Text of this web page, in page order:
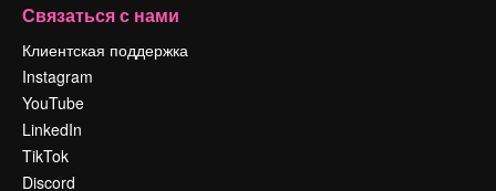
Связаться с нами
Клиентская поддержка
Instagram
YouTube
LinkedIn
TikTok
Discord